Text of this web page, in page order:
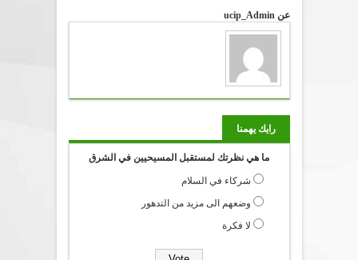
عن ucip_Admin
رايك يهمنا
ما هي نظرتك لمستقبل المسيحيين في الشرق
شركاء في السلام
وضعهم الى مزيد من التدهور
لا فكرة